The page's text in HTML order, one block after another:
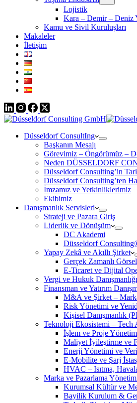
Lojistik
Kara – Demir – Deniz
Kamu ve Sivil Kuruluşları
Makaleler
İletişim
Düsseldorf ConsultIng
Başkanın Mesajı
Görevimiz – Öngörümüz –
Neden DÜSSELDORF
Düsseldorf Consulting’in
Düsseldorf Consulting’ten
İmzamız ve Yetkinliklerimiz
Ekibimiz
Danışmanlık Servisleri
Strateji ve Pazara Giriş
Liderlik ve Dönüşüm
DC Akademi
Düsseldorf
Yapay Zekâ ve Akıllı Şirket
Gerçek Zamanlı
E-Ticaret ve Dijital
Vergi ve Hukuk Danışmanlığı
Finansman ve Yatırım
M&A ve Şirket –
Risk Yönetimi ve
Kişisel Danışmanlık
Teknoloji Ekosistemi – Tech
İşlem ve Proje
Maliyet İyileştirme ve
Enerji Yönetimi ve
E-Mobilite ve Şarj
HVAC – Isıtma,
Marka ve Pazarlama
Kurumsal Kültür ve
Bayilik Kurulum &